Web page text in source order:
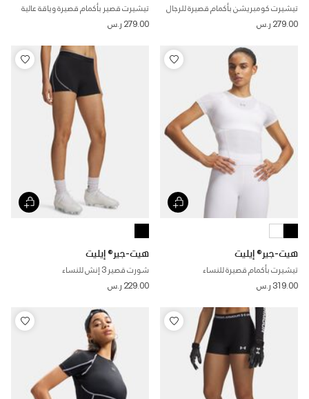
تيشيرت كومبريشن بأكمام قصيرة للرجال
279.00 ر.س
تيشيرت قصير بأكمام قصيرة وياقة عالية
للنساء
279.00 ر.س
هيت-جير® إيليت
تيشيرت بأكمام قصيرة للنساء
319.00 ر.س
هيت-جير® إيليت
شورت قصير 3 إنش للنساء
229.00 ر.س